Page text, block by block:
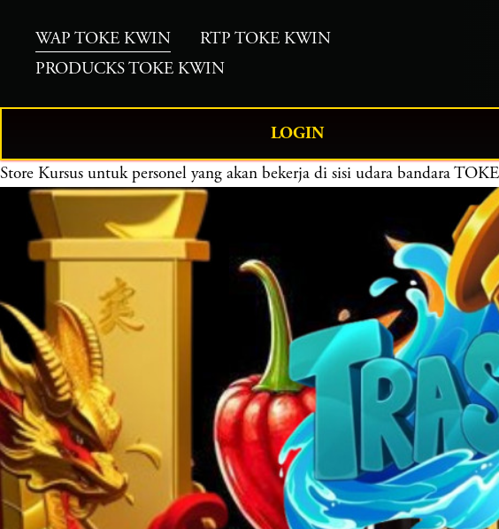
WAP TOKE KWIN
RTP TOKE KWIN
PRODUCKS TOKE KWIN
LOGIN
Store Kursus untuk personel yang akan bekerja di sisi udara bandara